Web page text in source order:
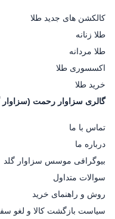
کالکشن های جدید طلا
طلا زنانه
طلا مردانه
اکسسوری طلا
خرید طلا
گالری سزاوار رحمت (سزاوار
تماس با ما
درباره ما
بیوگرافی موسس سزاوار گلد
سوالات متداول
روش و راهنمای خرید
سیاست بازگشت کالا و لغو